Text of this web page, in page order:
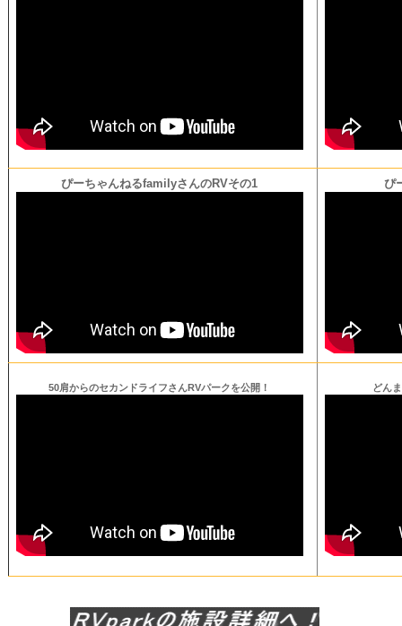
ぴーちゃんねるfamilyさんのRVその1 ぴ
50肩からのセカンドライフさんRVパークを公開！ どん